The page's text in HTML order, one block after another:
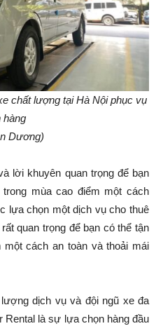
chất lượng tại Hà Nội phục vụ
hàng
Dương)
lời khuyên quan trọng để bạn
mùa cao điểm một cách
lựa chọn một dịch vụ cho thuê
quan trọng để bạn có thể tận
cách an toàn và thoải mái
dịch vụ và đội ngũ xe đa
là sự lựa chọn hàng đầu